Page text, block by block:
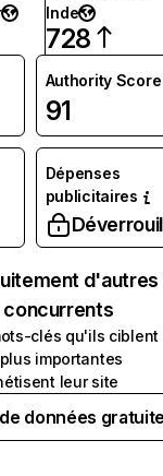
Inde
728
Authority Score
91
Dépenses
publicitaires
d'autres
clés qu'ils ciblent
importantes
leur site
données